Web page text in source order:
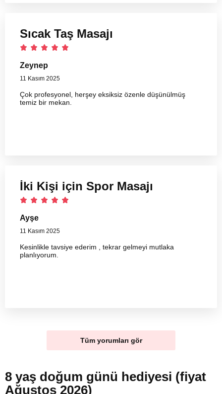
Sıcak Taş Masajı
Zeynep
11 Kasım 2025
Çok profesyonel, herşey eksiksiz özenle düşünülmüş
temiz bir mekan.
İki Kişi için Spor Masajı
Ayşe
11 Kasım 2025
Kesinlikle tavsiye ederim , tekrar gelmeyi mutlaka
planlıyorum.
Tüm yorumları gör
8 yaş doğum günü hediyesi (fiyat
Ağustos 2026)